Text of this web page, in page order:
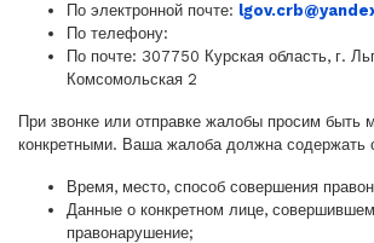
По электронной почте:
По телефону:
По почте: 307750 Курская область, г.
Комсомольская 2
При звонке или отправке жалобы просим быть
конкретными. Ваша жалоба должна
Время, место, способ совершения
Данные о конкретном лице,
правонарушение;